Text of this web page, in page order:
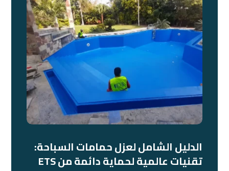
الدليل الشامل لعزل حمامات السباحة:
تقنيات عالمية لحماية دائمة من ETS